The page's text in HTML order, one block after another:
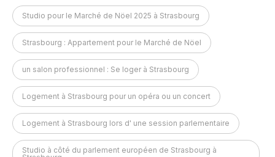
Studio pour le Marché de Nöel 2025 à Strasbourg
Strasbourg : Appartement pour le Marché de Nöel
un salon professionnel : Se loger à Strasbourg
Logement à Strasbourg pour un opéra ou un concert
Logement à Strasbourg lors d' une session parlementaire
Studio à côté du parlement européen de Strasbourg à